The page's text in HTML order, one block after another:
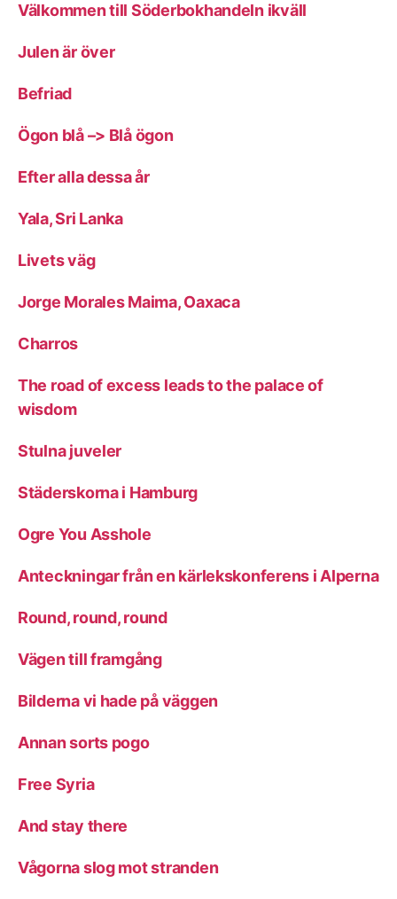
Välkommen till Söderbokhandeln ikväll
Julen är över
Befriad
Ögon blå –> Blå ögon
Efter alla dessa år
Yala, Sri Lanka
Livets väg
Jorge Morales Maima, Oaxaca
Charros
The road of excess leads to the palace of
wisdom
Stulna juveler
Städerskorna i Hamburg
Ogre You Asshole
Anteckningar från en kärlekskonferens i Alperna
Round, round, round
Vägen till framgång
Bilderna vi hade på väggen
Annan sorts pogo
Free Syria
And stay there
Vågorna slog mot stranden